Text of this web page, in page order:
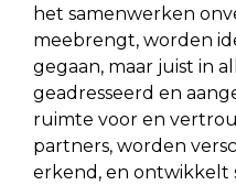
het samenwerken
meebrengt, worden
gegaan, maar juist in
geadresseerd en
ruimte voor en
partners, worden
erkend, en ontwikkelt